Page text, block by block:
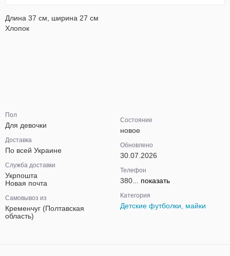
Длина 37 см, ширина 27 см
Хлопок
Пол
Для девочки
Доставка
По всей Украине
Служба доставки
Укрпошта
Новая почта
Самовывоз из
Кременчуг (Полтавская
область)
Состояние
новое
Обновлено
30.07.2026
Телефон
380... показать
Категория
Детские футболки, майки